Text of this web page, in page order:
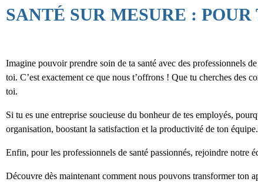
SANTÉ SUR MESURE :
Imagine pouvoir prendre soin de ta santé avec des professionnels
toi. C’est exactement ce que nous t’offrons ! Que tu cherches des
toi.
Si tu es une entreprise soucieuse du bonheur de tes employés,
organisation, boostant la satisfaction et la productivité de ton équipe.
Enfin, pour les professionnels de santé passionnés, rejoindre notre
Découvre dès maintenant comment nous pouvons transformer ton